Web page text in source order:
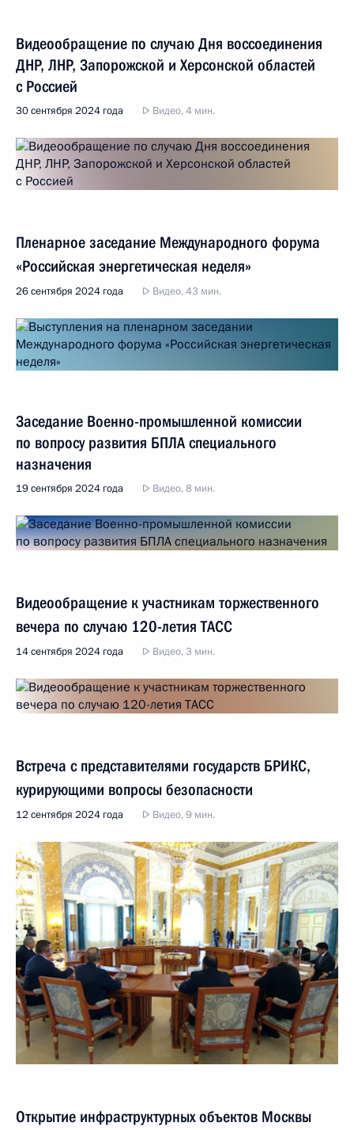
Видеообращение по случаю Дня воссоединения
ДНР, ЛНР, Запорожской и Херсонской областей
с Россией
30 сентября 2024 года Видео, 4 мин.
Пленарное заседание Международного форума
«Российская энергетическая неделя»
26 сентября 2024 года Видео, 43 мин.
Заседание Военно-промышленной комиссии
по вопросу развития БПЛА специального
назначения
19 сентября 2024 года Видео, 8 мин.
Видеообращение к участникам торжественного
вечера по случаю 120-летия ТАСС
14 сентября 2024 года Видео, 3 мин.
Встреча с представителями государств БРИКС,
курирующими вопросы безопасности
12 сентября 2024 года Видео, 9 мин.
Открытие инфраструктурных объектов Москвы